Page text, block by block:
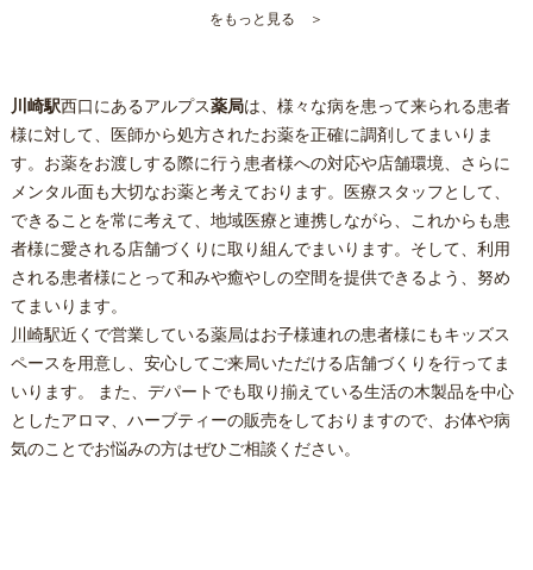
をもっと見る ＞
川崎駅西口にあるアルプス薬局は、様々な病を患って来られる患者
様に対して、医師から処方されたお薬を正確に調剤してまいりま
す。お薬をお渡しする際に行う患者様への対応や店舗環境、さらに
メンタル面も大切なお薬と考えております。医療スタッフとして、
できることを常に考えて、地域医療と連携しながら、これからも患
者様に愛される店舗づくりに取り組んでまいります。そして、利用
される患者様にとって和みや癒やしの空間を提供できるよう、努め
てまいります。
川崎駅近くで営業している薬局はお子様連れの患者様にもキッズス
ペースを用意し、安心してご来局いただける店舗づくりを行ってま
いります。 また、デパートでも取り揃えている生活の木製品を中心
としたアロマ、ハーブティーの販売をしておりますので、お体や病
気のことでお悩みの方はぜひご相談ください。